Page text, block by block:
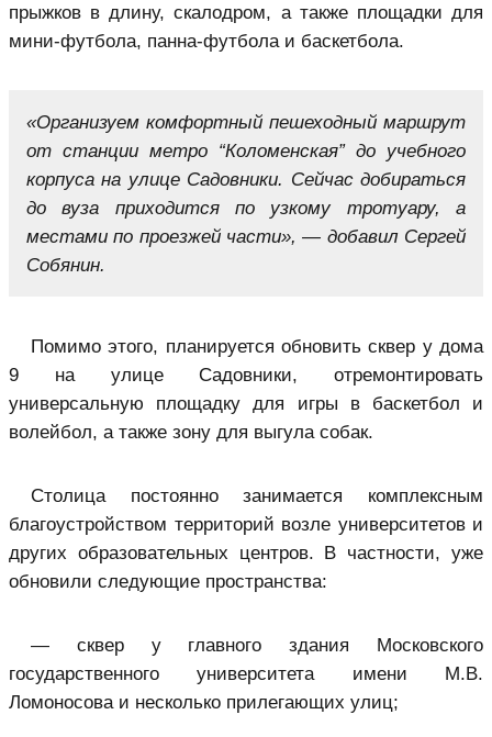
прыжков в длину, скалодром, а также площадки для
мини-футбола, панна-футбола и баскетбола.
«Организуем комфортный пешеходный маршрут
от станции метро “Коломенская” до учебного
корпуса на улице Садовники. Сейчас добираться
до вуза приходится по узкому тротуару, а
местами по проезжей части», — добавил Сергей
Собянин.
Помимо этого, планируется обновить сквер у дома
9 на улице Садовники, отремонтировать
универсальную площадку для игры в баскетбол и
волейбол, а также зону для выгула собак.
Столица постоянно занимается комплексным
благоустройством территорий возле университетов и
других образовательных центров. В частности, уже
обновили следующие пространства:
— сквер у главного здания Московского
государственного университета имени М.В.
Ломоносова и несколько прилегающих улиц;